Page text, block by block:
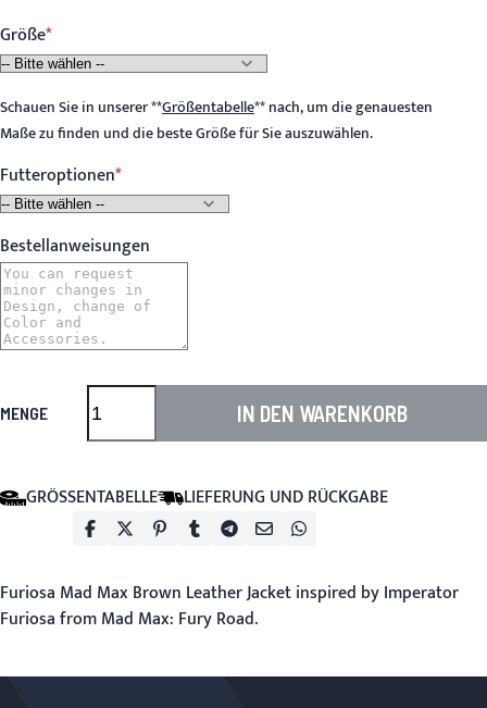
Größe
Schauen Sie in unserer**Größentabelle**nach, um die genauesten
Maße zu finden und die beste Größe für Sie auszuwählen.
Futteroptionen
Bestellanweisungen
MENGE IN DEN WARENKORB
GRÖSSENTABELLE LIEFERUNG UND RÜCKGABE
Furiosa Mad Max Brown Leather Jacket inspired by Imperator
Furiosa from Mad Max: Fury Road.